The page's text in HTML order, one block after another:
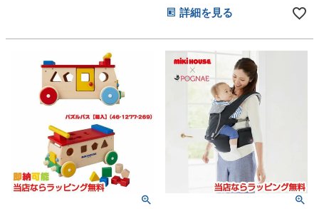
生日 赤ちゃん 子供 出産 ベイ
ビー クリスマス 七五三 初節
句 人気
詳細を見る